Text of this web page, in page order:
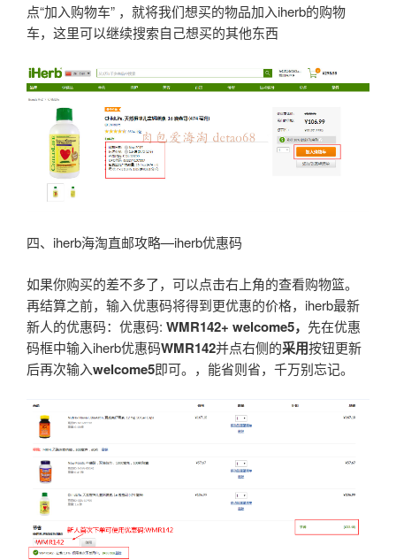
点“加入购物车” ，就将我们想买的物品加入iherb的购物
车，这里可以继续搜索自己想买的其他东西
四、iherb海淘直邮攻略—iherb优惠码
如果你购买的差不多了，可以点击右上角的查看购物篮。
再结算之前，输入优惠码将得到更优惠的价格，iherb最新
新人的优惠码：优惠码: WMR142+ welcome5， 先在优惠
码框中输入iherb优惠码WMR142并点右侧的采用按钮更新
后再次输入welcome5即可。，能省则省，千万别忘记。